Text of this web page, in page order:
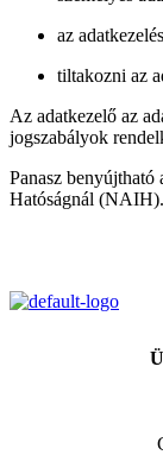
az
tiltakozni az
Az adatkezelő az
jogszabályok
Panasz benyújtható
Hatóságnál (NAIH).